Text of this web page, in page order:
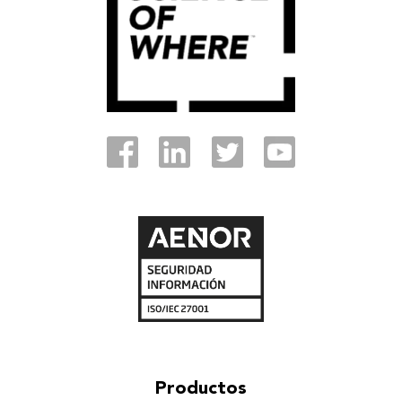
Productos